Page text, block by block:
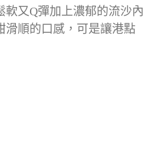
軟又Q彈加上濃郁的流沙內
滑順的口感，可是讓港點